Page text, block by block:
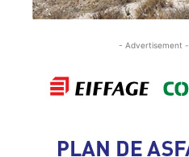
- Advertisement -